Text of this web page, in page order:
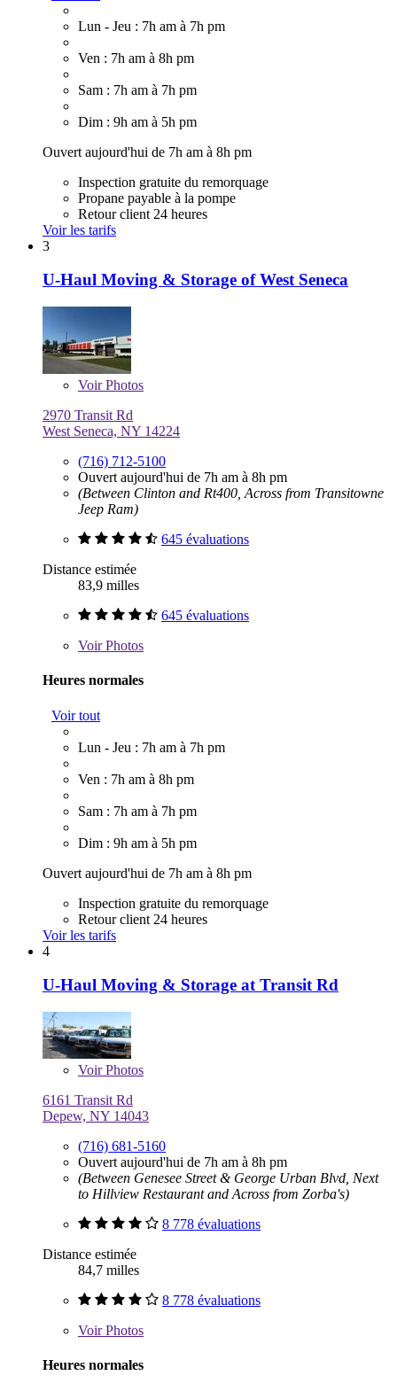
Lun - Jeu : 7h am à 7h pm
Ven : 7h am à 8h pm
Sam : 7h am à 7h pm
Dim : 9h am à 5h pm
Ouvert aujourd'hui de 7h am à 8h pm
Inspection gratuite du remorquage
Propane payable à la pompe
Retour client 24 heures
Voir les tarifs
3
U-Haul Moving & Storage of West Seneca
VoirPhotos
2970 Transit Rd
West Seneca, NY 14224
(716) 712-5100
Ouvert aujourd'hui de 7h am à 8h pm
(Between Clinton and Rt400, Across from Transitowne
Jeep Ram)
645 évaluations
Distance estimée
83,9 milles
645 évaluations
VoirPhotos
Heures normales
Voir tout
Lun - Jeu : 7h am à 7h pm
Ven : 7h am à 8h pm
Sam : 7h am à 7h pm
Dim : 9h am à 5h pm
Ouvert aujourd'hui de 7h am à 8h pm
Inspection gratuite du remorquage
Retour client 24 heures
Voir les tarifs
4
U-Haul Moving & Storage at Transit Rd
VoirPhotos
6161 Transit Rd
Depew, NY 14043
(716) 681-5160
Ouvert aujourd'hui de 7h am à 8h pm
(Between Genesee Street & George Urban Blvd, Next
to Hillview Restaurant and Across from Zorba's)
8 778 évaluations
Distance estimée
84,7 milles
8 778 évaluations
VoirPhotos
Heures normales